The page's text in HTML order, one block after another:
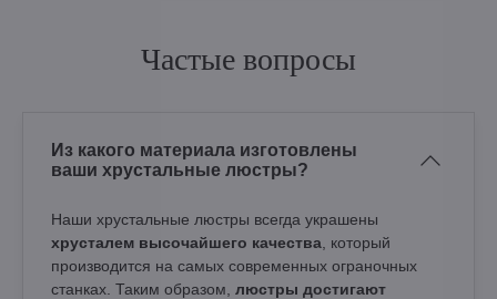
Частые вопросы
Из какого материала изготовлены
ваши хрустальные люстры?
Наши хрустальные люстры всегда украшены
хрусталем высочайшего качества , который
производится на самых современных ограночных
станках. Таким образом, люстры достигают